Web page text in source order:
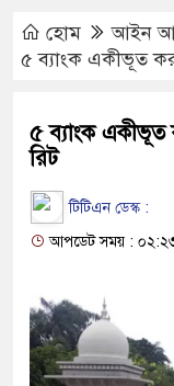
হোম
আইন
৫ ব্যাংক একীভূত
৫ ব্যাংক একীভূত
রিট
টিটিএন ডেস্ক :
আপডেট সময় :